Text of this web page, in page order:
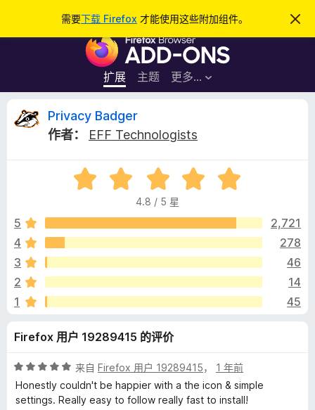
需要下载 Firefox 才能使用这些附加组件。
忽
此
F
r
e
x
览
器
附
加
件
扩展 主题 更多…
登录
P
v
a
c
y
B
a
Privacy Badger
作者：
EFF Technologists
评
分
.
/
4.8 / 5 星
5
2,721
4
278
3
46
2
14
1
45
Firefox 用户 19289415 的评价
评
分
5
来自 Firefox 用户 19289415， 1 年前
Honestly couldn't be happier with a the icon & simple
settings. Really easy to follow really fast to install!